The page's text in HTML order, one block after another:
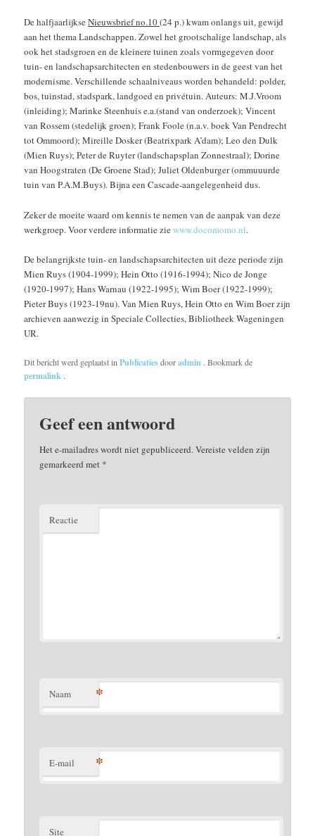
De halfjaarlijkseNieuwsbrief no.10(24 p.) kwam onlangs uit, gewijd
aan het thema Landschappen. Zowel het grootschalige landschap, als
ook het stadsgroen en de kleinere tuinen zoals vormgegeven door
tuin- en landschapsarchitecten en stedenbouwers in de geest van het
modernisme. Verschillende schaalniveaus worden behandeld: polder,
bos, tuinstad, stadspark, landgoed en privétuin. Auteurs: M.J.Vroom
(inleiding); Marinke Steenhuis e.a.(stand van onderzoek); Vincent
van Rossem (stedelijk groen); Frank Foole (n.a.v. boek Van Pendrecht
tot Ommoord); Mireille Dosker (Beatrixpark A’dam); Leo den Dulk
(Mien Ruys); Peter de Ruyter (landschapsplan Zonnestraal); Dorine
van Hoogstraten (De Groene Stad); Juliet Oldenburger (ommuuurde
tuin van P.A.M.Buys). Bijna een Cascade-aangelegenheid dus.
Zeker de moeite waard om kennis te nemen van de aanpak van deze
werkgroep. Voor verdere informatie ziewww.docomomo.nl.
De belangrijkste tuin- en landschapsarchitecten uit deze periode zijn
Mien Ruys (1904-1999); Hein Otto (1916-1994); Nico de Jonge
(1920-1997); Hans Warnau (1922-1995); Wim Boer (1922-1999);
Pieter Buys (1923-19nu). Van Mien Ruys, Hein Otto en Wim Boer zijn
archieven aanwezig in Speciale Collecties, Bibliotheek Wageningen
UR.
Dit bericht werd geplaatst inPublicatiesdooradmin . Bookmark de
permalink .
Geef een antwoord
Het e-mailadres wordt niet gepubliceerd.Vereiste velden zijn
gemarkeerd met *
Reactie
Naam *
E-mail *
Site